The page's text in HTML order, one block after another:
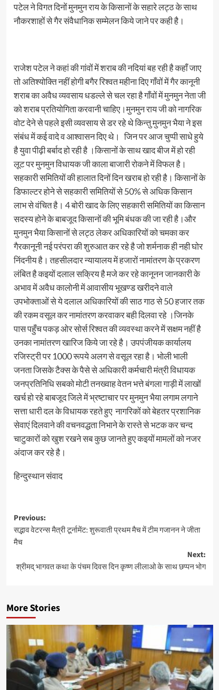
पटेल ने विगत दिनों मुनमुन राय के किसानों के सहारे लट्ठ के साथ
नौकरशाहों से गैर संवैधानिक सम्मेलन किये जाने पर कही है।
राजेश पटेल ने कहां की गांवों में शराब की नदियां बह रही है कहाँ जाए
तो अतिश्योक्ति नहीं होगी बगैर रिश्वत महीना दिए गाँवों में गैर कानूनी
शराब का अवैध व्यवसाय धडल्ले से चल रहा है गाँवों में मुनमुन नेता जी
को शराब प्रतियोगिता करवानी चाहिए।मुनमुन राय जी को नागरिक
वोट देने से पहले इसी व्यवसाय से डर रहे थे किन्तु मुनमुन भैया ने इस
संबंध में कई वादे व आश्वासन दिए थे। जिन पर आज चुप्पी साधे हुये
है युवा पीढ़ी बर्बाद हो रही है ।किसानों के साथ खाद बीज में हो रही
लूट पर मुनमुन विधायक जी काला बाजारी रोकने में विफल है।
सहकारी समितियों की हालात दिनों दिन खराब हो रही है। किसानों के
डिफाल्टर होने से सहकारी समितियों से 50% से अधिक किसान
लाभ से वंचित है। 4 बोरी खाद के लिए सहकारी समितियों का किसान
सदस्य होने के बाबजूद किसानों की भूमि बंधक की जा रही है।और
मुनमुन भैया किसानों से लट्ठ लेकर अधिकारियों को चमका कर
गैरकानूनी नई परंपरा की शुरुआत कर रहे है जो शर्मनाक ही नही घोर
निंदनीय है। तहसीलदार न्यायालय में हजारों नामांतरण के प्रकरण
लंबित है कइयों दलाल सक्रिय है मजे कर रहे कानूनन जानकारी के
अभाव में अवैध कालोनी में आवासीय भूखण्ड खरीदने वाले
उपभोक्ताओं से ये दलाल अधिकारियों की साठ गाठ से 50 हजार तक
की रकम वसूल कर नामांतरण करवाकर बही दिलवा रहे ।जिनके
पास पहुँच पकड़ ओर सोर्स रिश्वत की व्यवस्था करने में सक्षम नहीं है
उनका नामांतरण खारिज किये जा रहे है। उपपंजीयक कार्यालय
रजिस्ट्री पर 1000 रूपये अलग से वसूल रहा है। भोली भाली
जनता जिसके टैक्स के पैसे से अधिकारी कर्मचारी मंत्री विधायक
जनप्रतिनिधि सबको मोटी तनख्वाह वेतन भत्ते बंगला गाड़ी में लाखों
खर्च हो रहे बाबजूद जिले में भ्रष्टाचार पर मुनमुन भैया लगाम लगाने
सत्ता धारी दल के विधायक रहते हुए नागरिकों को बेहतर प्रशानिक
सेवाएं दिलवाने की वचनवद्धता निभाने के रास्ते से भटक कर चन्द
चाटुकारों को खुश रखने सब कुछ जानते हुए कइयों मामलों को नजर
अंदाज कर रहे है।
हिन्दुस्थान संवाद
Post
navigation
Previous:
सद्भाव वेटरन्स मैत्री टूर्नामेंट: शुरूवाती प्रथम मैच में टीम गजानन ने जीता
मैच
Next:
श्रीमद् भागवत कथा के पंचम दिवस दिन कृष्ण लीलाओ के साथ छप्पन भोग
More Stories